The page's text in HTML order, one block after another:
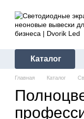
Каталог
Главная Каталог